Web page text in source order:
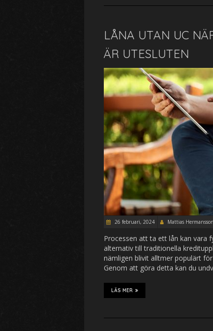
LÅNA UTAN UC
ÄR UTESLUTEN
26 februari, 2024 Mattias Hermansson
Processen att ta ett lån kan vara
alternativ till traditionella
nämligen blivit alltmer populärt
Genom att göra detta kan du
LÄS MER